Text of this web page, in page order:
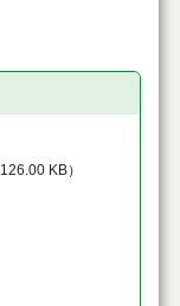
126.00 KB）